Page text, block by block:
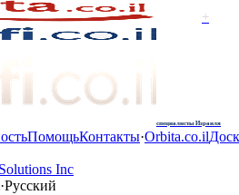
+
специалисты Израиля
ПомощьКонтакты·Orbita.co.il
Inc
·Русский